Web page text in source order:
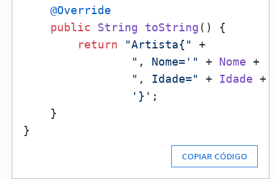
@Override
public
String toString( ) {
return
"Artista{"
+
", Nome='"
+ Nome +
", Idade="
+ Idade +
'}' ;
    }
COPIAR CÓDIGO